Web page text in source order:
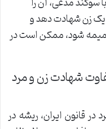
یک زن شهادت دهد و
شود، ممکن است در
شهادت زن و مرد
در قانون ایران، ریشه در